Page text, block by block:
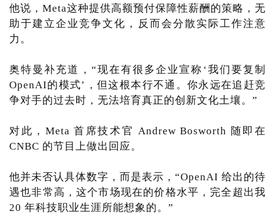
他说，Meta这种提供高额预付保障性薪酬的策略，无
助于建立企业竞争文化，反而会分散实际工作注意
力。
奥特曼补充道，“现在有很多企业宣称‘我们要复制
OpenAI的模式’，但这根本行不通。你永远在追赶竞
争对手的过去时，无法培育真正的创新文化土壤。”
对此，Meta 首席技术官 Andrew Bosworth 随即在
CNBC 的节目上做出回应。
他并未否认具体数字，而是表示，“OpenAI 给出的待
遇也非常高，这个市场现在的价格水平，完全超出我
20 年科技职业生涯所能想象的。”